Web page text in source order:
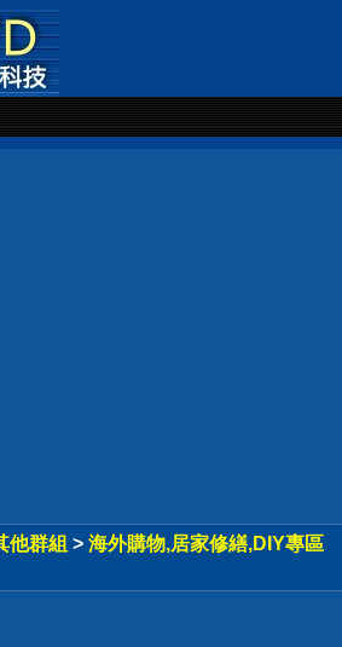
他群組 > 海外購物,居家修繕,DIY專區